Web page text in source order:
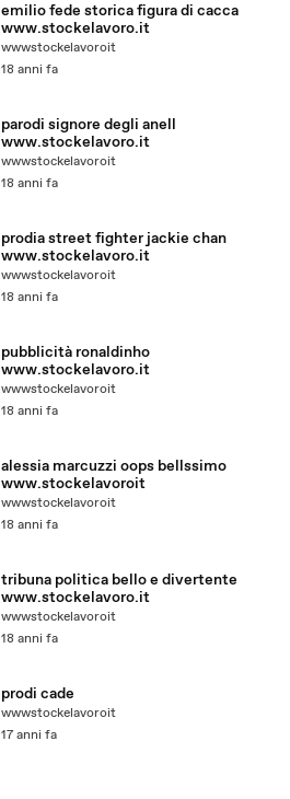
emilio fede storica figura di cacca
www.stockelavoro.it
wwwstockelavoroit
18 anni fa
parodi signore degli anell
www.stockelavoro.it
wwwstockelavoroit
18 anni fa
prodia street fighter jackie chan
www.stockelavoro.it
wwwstockelavoroit
18 anni fa
pubblicità ronaldinho
www.stockelavoro.it
wwwstockelavoroit
18 anni fa
alessia marcuzzi oops bellssimo
www.stockelavoroit
wwwstockelavoroit
18 anni fa
tribuna politica bello e divertente
www.stockelavoro.it
wwwstockelavoroit
18 anni fa
prodi cade
wwwstockelavoroit
17 anni fa